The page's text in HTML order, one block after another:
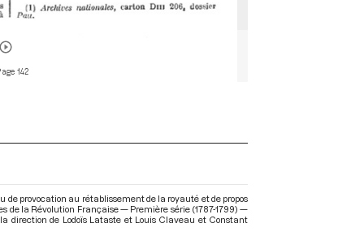
142
provocation au rétablissement de la royauté et de propos
de la Révolution Française — Première série (1787-1799) —
la direction de Lodoïs Lataste et Louis Claveau et Constant